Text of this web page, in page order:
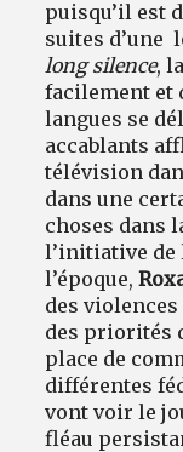
puisqu’il est
suites d’une
long silence,
facilement et
langues se
accablants
télévision
dans une
choses dans
l’initiative de
l’époque,
des
des priorités
place de
différentes
vont voir le
fléau